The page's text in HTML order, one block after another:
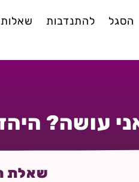
הסגל להתנדבות
עושה?
שאלת